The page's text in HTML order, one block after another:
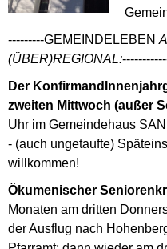
---------GEMEINDELEBEN
(ÜBER)REGIONAL:
Der
zweiten Mittwoch (außer
Uhr im Gemeindehaus
- (auch ungetaufte)
willkommen!
Ökumenischer
Monaten am dritten
der Ausflug nach